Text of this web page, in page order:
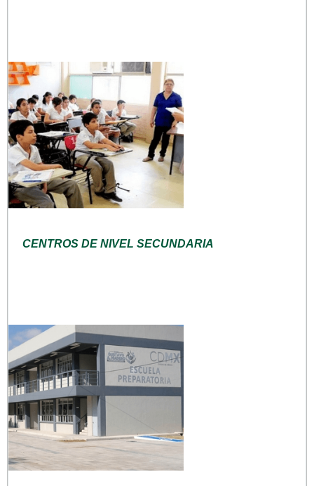
CENTROS DE NIVEL SECUNDARIA